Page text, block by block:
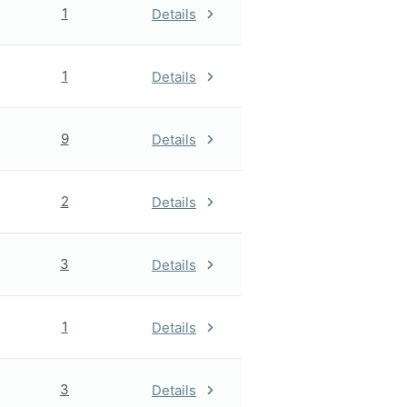
1 Details
1 Details
9 Details
2 Details
3 Details
1 Details
3 Details